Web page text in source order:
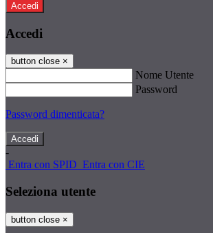
Accedi
Accedi
button close ×
Nome Utente
Password
Password dimenticata?
-
Entra con SPID Entra con CIE
Seleziona utente
button close ×